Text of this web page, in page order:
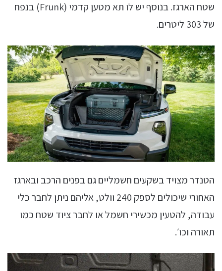
שטח הארגז. בנוסף יש לו תא מטען קדמי (Frunk) בנפח
של 303 ליטרים.
הטנדר מצויד בשקעים חשמליים גם בפנים הרכב ובארגז
האחורי שיכולים לספק 240 וולט, אליהם ניתן לחבר כלי
עבודה, להטעין מכשירי חשמל או לחבר ציוד שטח כמו
תאורה וכו׳.